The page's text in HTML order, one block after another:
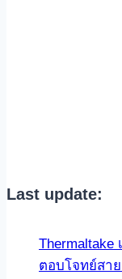
Last update:
Thermaltake
ตอบโจทย์สา